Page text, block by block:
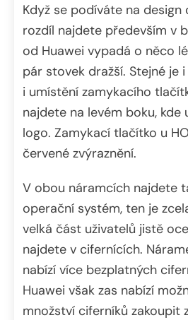
Když se podíváte na
rozdíl najdete především v
od Huawei vypadá o něco
pár stovek dražší. Stejné je
i umístění zamykacího
najdete na levém boku, kde
logo. Zamykací tlačítko u
červené zvýraznění.
V obou náramcích najdete
operační systém, ten je
velká část uživatelů jistě
najdete v cifernících.
nabízí více bezplatných
Huawei však zas nabízí
množství ciferníků zakoupit